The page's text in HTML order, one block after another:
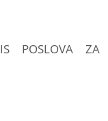
POSLOVA ZA